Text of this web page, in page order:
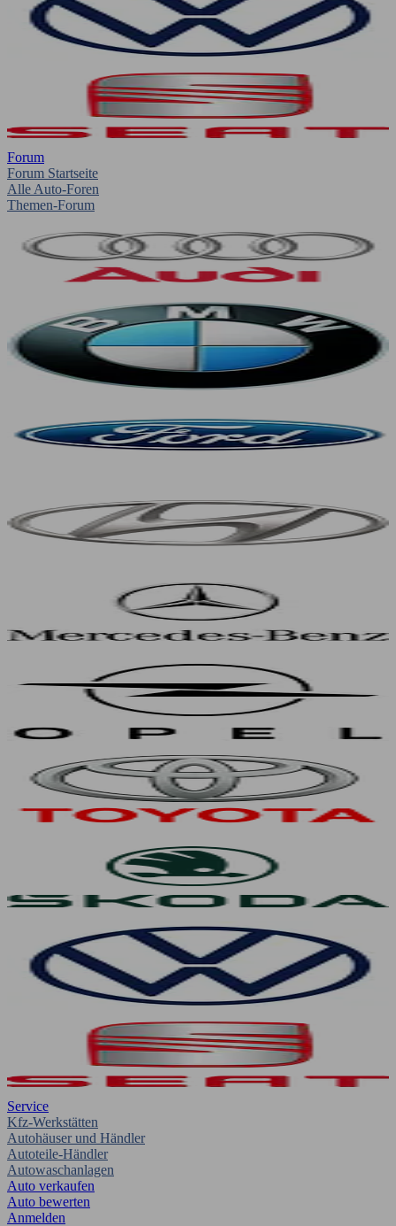
Forum
Forum Startseite
Alle Auto-Foren
Themen-Forum
Service
Kfz-Werkstätten
Autohäuser und Händler
Autoteile-Händler
Autowaschanlagen
Auto verkaufen
Auto bewerten
Anmelden